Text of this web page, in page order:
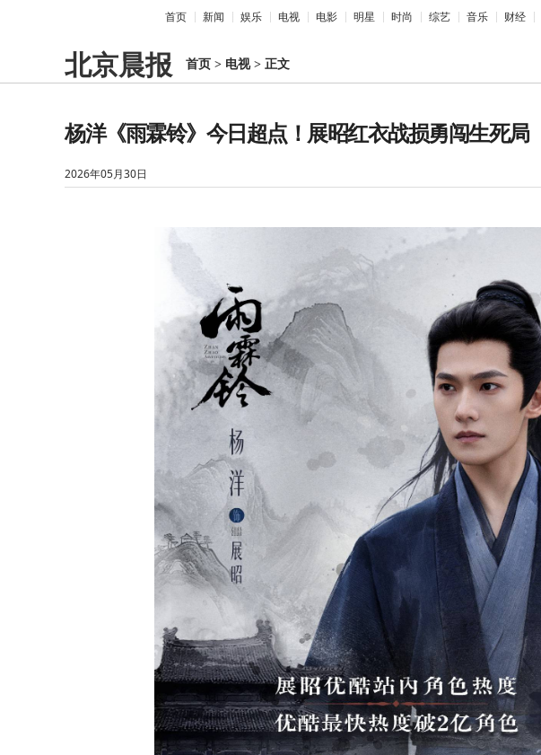
首页 新闻 娱乐 电视 电影 明星 时尚 综艺 音乐 财经
北京晨报 首页 > 电视> 正文
杨洋《雨霖铃》今日超点！展昭红衣战损勇闯生死局
2026年05月30日